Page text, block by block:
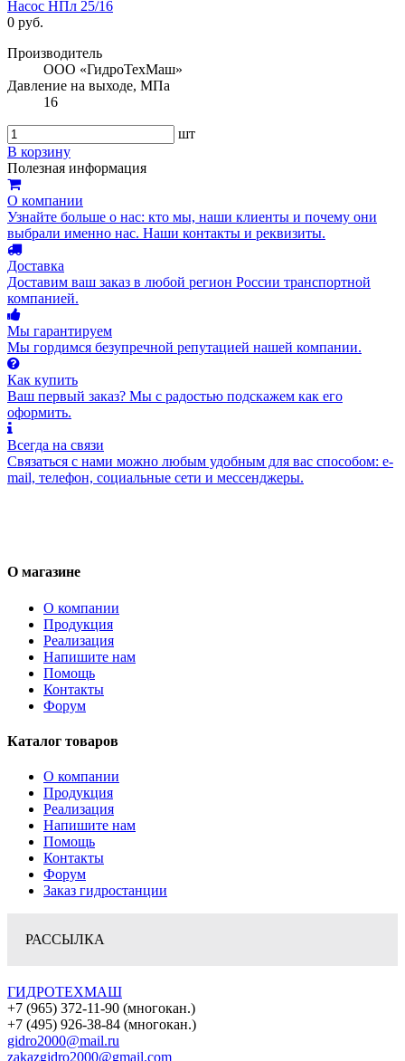
Насос НПл 25/16
0 руб.
Производитель
ООО «ГидроТехМаш»
Давление на выходе, МПа
16
шт
В корзину
Полезная информация
О компании
Узнайте больше о нас: кто мы, наши клиенты и почему они
выбрали именно нас. Наши контакты и реквизиты.
Доставка
Доставим ваш заказ в любой регион России транспортной
компанией.
Мы гарантируем
Мы гордимся безупречной репутацией нашей компании.
Как купить
Ваш первый заказ? Мы с радостью подскажем как его
оформить.
Всегда на связи
Связаться с нами можно любым удобным для вас способом: e-
mail, телефон, социальные сети и мессенджеры.
О магазине
О компании
Продукция
Реализация
Напишите нам
Помощь
Контакты
Форум
Каталог товаров
О компании
Продукция
Реализация
Напишите нам
Помощь
Контакты
Форум
Заказ гидростанции
РАССЫЛКА
ГИДРОТЕХМАШ
+7 (965) 372-11-90 (многокан.)
+7 (495) 926-38-84 (многокан.)
gidro2000@mail.ru
zakazgidro2000@gmail.com